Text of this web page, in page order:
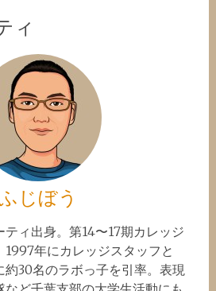
ィ
じぼう
ィ出身。第14〜17期カレッジ
1997年にカレッジスタッフと
約30名のラボっ子を引率。表現